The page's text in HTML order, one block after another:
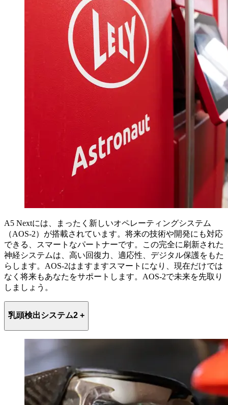
A5 Nextには、まったく新しいオペレーティングシステム
（AOS-2）が搭載されています。将来の技術や開発にも対応
できる、スマートなパートナーです。この完全に刷新された
神経システムは、高い回復力、適応性、デジタル保護をもた
らします。AOS-2はますますスマートになり、現在だけでは
なく将来もあなたをサポートします。AOS-2で未来を先取り
しましょう。
乳頭検出システム2 +